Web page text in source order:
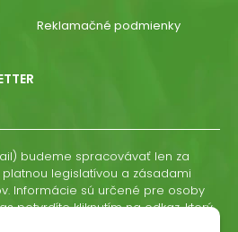
Reklamačné podmienky
budeme spracovávať len za
legislatívou a zásadami
Informácie sú určené pre osoby
potvrdíte kliknutím na odkaz, ktorý